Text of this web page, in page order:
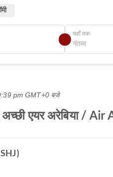
यहाँ तक
pm GMT+0 बजे
एयर अरेबिया /